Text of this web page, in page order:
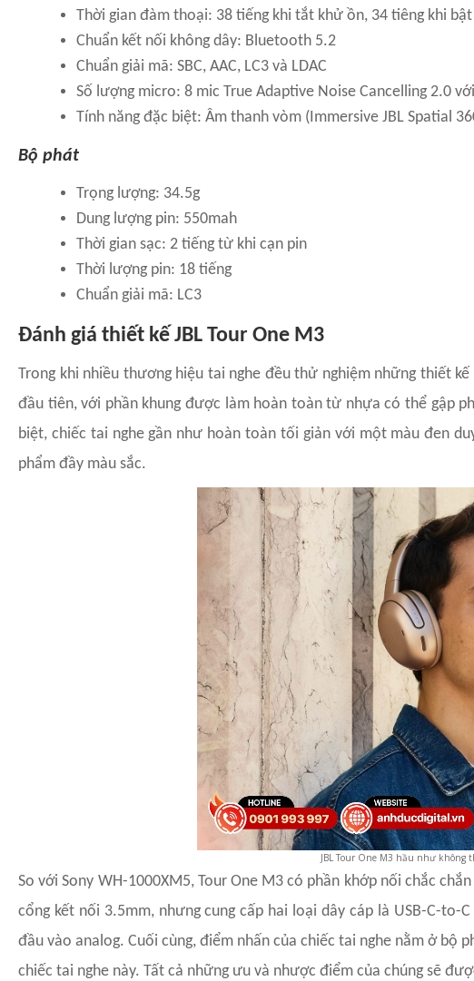
Thời gian đàm thoại: 38 tiếng khi tắt khử ồn, 34 tiêng khi
Chuẩn kết nối không dây: Bluetooth 5.2
Chuẩn giải mã: SBC, AAC, LC3 và LDAC
Số lượng micro: 8 mic True Adaptive Noise Cancelling 2.0
Tính năng đặc biệt: Âm thanh vòm (Immersive JBL Spatial
Bộ phát
Trọng lượng: 34.5g
Dung lượng pin: 550mah
Thời gian sạc: 2 tiếng từ khi cạn pin
Thời lượng pin: 18 tiếng
Chuẩn giải mã: LC3
Đánh giá thiết kế JBL Tour One M3
Trong khi nhiều thương hiệu tai nghe đều thử nghiệm những thiết
đầu tiên, với phần khung được làm hoàn toàn từ nhựa có thể gập
biệt, chiếc tai nghe gần như hoàn toàn tối giản với một màu đen
phẩm đầy màu sắc.
JBL Tour One M3 hầu như không
So với Sony WH-1000XM5, Tour One M3 có phần khớp nối chắc
cổng kết nối 3.5mm, nhưng cung cấp hai loại dây cáp là USB-C-to-
đầu vào analog. Cuối cùng, điểm nhấn của chiếc tai nghe nằm ở bộ
chiếc tai nghe này. Tất cả những ưu và nhược điểm của chúng sẽ